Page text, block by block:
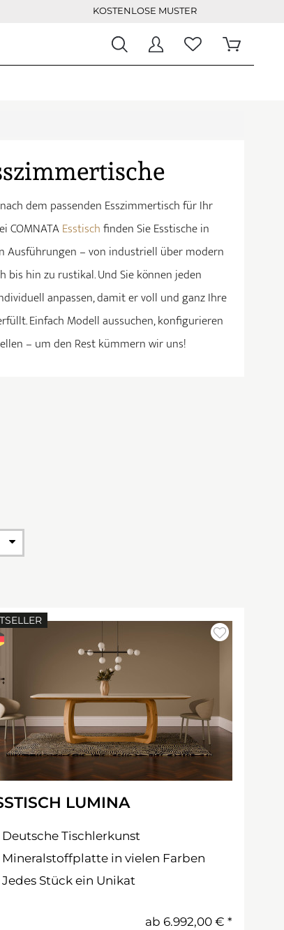
KOSTENLOSE MUSTER
dem passenden Esszimmertisch für Ihr
COMNATAEsstischfinden Sie Esstische in
Ausführungen – von industriell über modern
bis hin zu rustikal. Und Sie können jeden
anpassen, damit er voll und ganz Ihre
Einfach Modell aussuchen, konfigurieren
– um den Rest kümmern wir uns!
LUMINA
Deutsche Tischlerkunst
Mineralstoffplatte in vielen Farben
Jedes Stück ein Unikat
ab 6.992,00 €